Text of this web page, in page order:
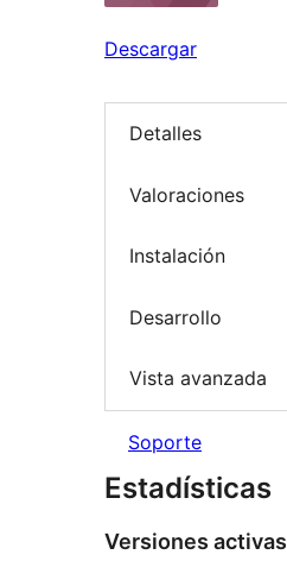
Descargar
Detalles
Valoraciones
Instalación
Desarrollo
Vista avanzada
Soporte
Estadísticas
Versiones activas